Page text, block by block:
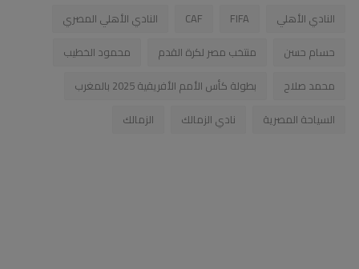
النادي الأهلي
FIFA
CAF
النادي الأهلي المصري
حسام حسن
منتخب مصر لكرة القدم
محمود الخطيب
محمد صلاح
بطولة كأس الأمم الأفريقية 2025 بالمغرب
السياحة المصرية
نادي الزمالك الزمالك